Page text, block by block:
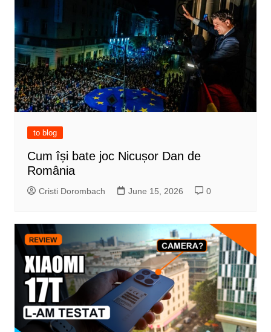
to blog
Cum își bate joc Nicușor Dan de
România
Cristi Dorombach June 15, 2026 0